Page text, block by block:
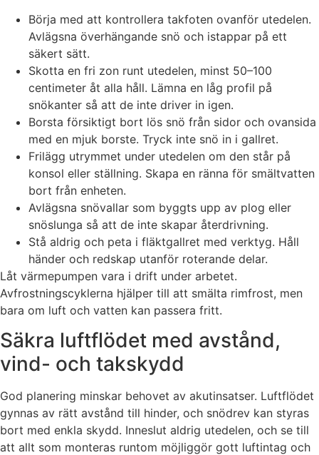
Börja med att kontrollera takfoten ovanför utedelen.
Avlägsna överhängande snö och istappar på ett
säkert sätt.
Skotta en fri zon runt utedelen, minst 50–100
centimeter åt alla håll. Lämna en låg profil på
snökanter så att de inte driver in igen.
Borsta försiktigt bort lös snö från sidor och ovansida
med en mjuk borste. Tryck inte snö in i gallret.
Frilägg utrymmet under utedelen om den står på
konsol eller ställning. Skapa en ränna för smältvatten
bort från enheten.
Avlägsna snövallar som byggts upp av plog eller
snöslunga så att de inte skapar återdrivning.
Stå aldrig och peta i fläktgallret med verktyg. Håll
händer och redskap utanför roterande delar.
Låt värmepumpen vara i drift under arbetet.
Avfrostningscyklerna hjälper till att smälta rimfrost, men
bara om luft och vatten kan passera fritt.
Säkra luftflödet med avstånd,
vind- och takskydd
God planering minskar behovet av akutinsatser. Luftflödet
gynnas av rätt avstånd till hinder, och snödrev kan styras
bort med enkla skydd. Inneslut aldrig utedelen, och se till
att allt som monteras runtom möjliggör gott luftintag och